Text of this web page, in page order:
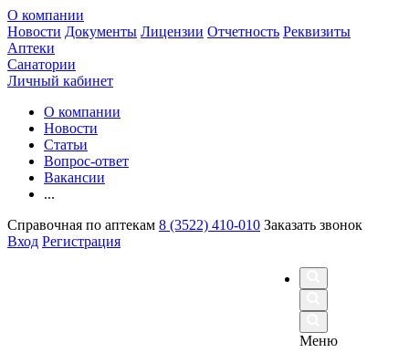
О компании
Новости Документы Лицензии Отчетность Реквизиты
Аптеки
Санатории
Личный кабинет
О компании
Новости
Статьи
Вопрос-ответ
Вакансии
...
Справочная по аптекам 8 (3522) 410-010 Заказать звонок
Вход Регистрация
Меню